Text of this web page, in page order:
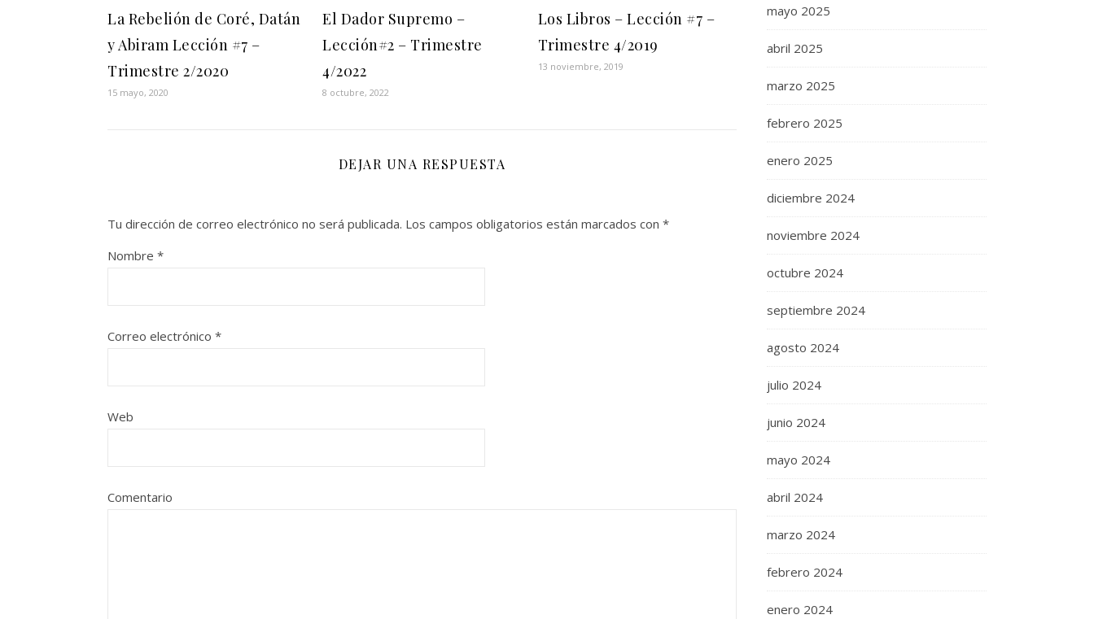
La Rebelión de Coré, Datán
y Abiram Lección #7 –
Trimestre 2/2020
15 mayo, 2020
El Dador Supremo –
Lección#2 – Trimestre
4/2022
8 octubre, 2022
Los Libros – Lección #7 –
Trimestre 4/2019
13 noviembre, 2019
DEJAR UNA RESPUESTA
Tu dirección de correo electrónico no será publicada. Los campos obligatorios están marcados con *
Nombre *
Correo electrónico *
Web
Comentario
mayo 2025
abril 2025
marzo 2025
febrero 2025
enero 2025
diciembre 2024
noviembre 2024
octubre 2024
septiembre 2024
agosto 2024
julio 2024
junio 2024
mayo 2024
abril 2024
marzo 2024
febrero 2024
enero 2024